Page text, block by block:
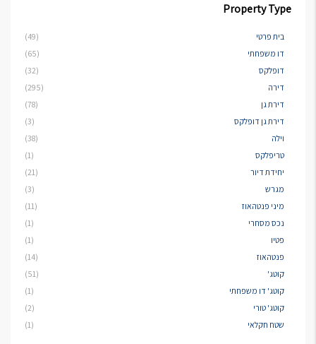
Property Type
בית פרטי
(49)
דו משפחתי
(65)
דופלקס
(32)
דירה
(295)
דירת גן
(78)
דירת גן דופלקס
(3)
וילה
(38)
טריפלקס
(1)
יחידת דיור
(21)
מגרש
(3)
מיני פנטהאוז
(11)
נכס מסחרי
(1)
פטיו
(1)
פנטהאוז
(14)
קוטג'
(51)
קוטג' דו משפחתי
(1)
קוטג' טורי
(2)
שטח חקלאי
(1)